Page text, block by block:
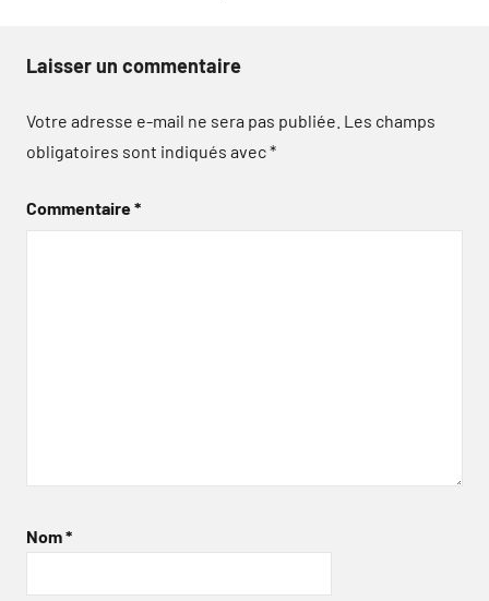
Laisser un commentaire
Votre adresse e-mail ne sera pas publiée. Les champs
obligatoires sont indiqués avec*
Commentaire*
Nom*